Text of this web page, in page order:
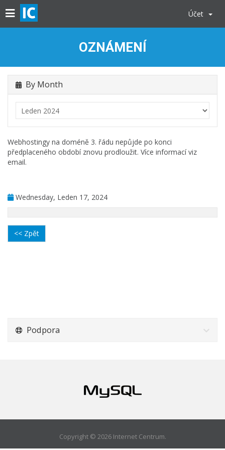
Účet
OZNÁMENÍ
By Month
Webhostingy na doméně 3. řádu nepůjde po konci
předplaceného období znovu prodloužit. Více informací viz
email.
Wednesday, Leden 17, 2024
<< Zpět
Podpora
Copyright © 2026 Internet Centrum.